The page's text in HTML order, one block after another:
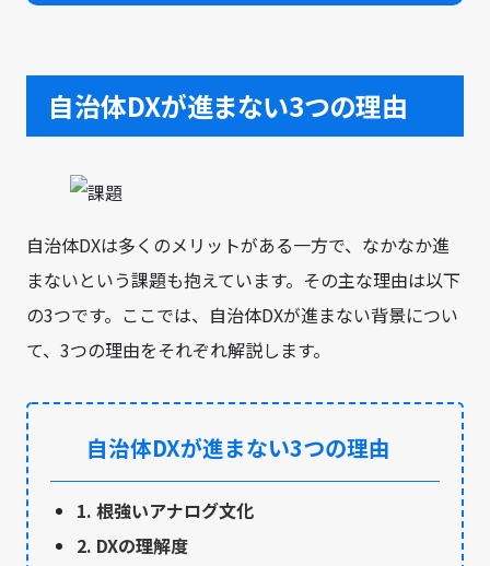
自治体DXが進まない3つの理由
自治体DXは多くのメリットがある一方で、なかなか進
まないという課題も抱えています。その主な理由は以下
の3つです。ここでは、自治体DXが進まない背景につい
て、3つの理由をそれぞれ解説します。
自治体DXが進まない3つの理由
1. 根強いアナログ文化
2. DXの理解度